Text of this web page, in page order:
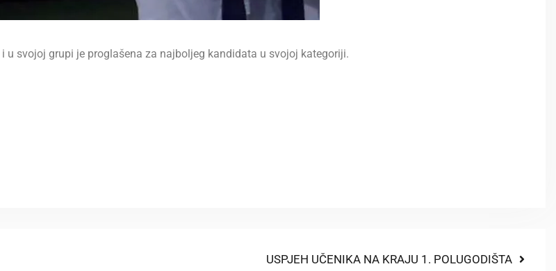
svojoj grupi je proglašena za najboljeg kandidata u svojoj kategoriji.
USPJEH UČENIKA NA KRAJU 1. POLUGODIŠTA